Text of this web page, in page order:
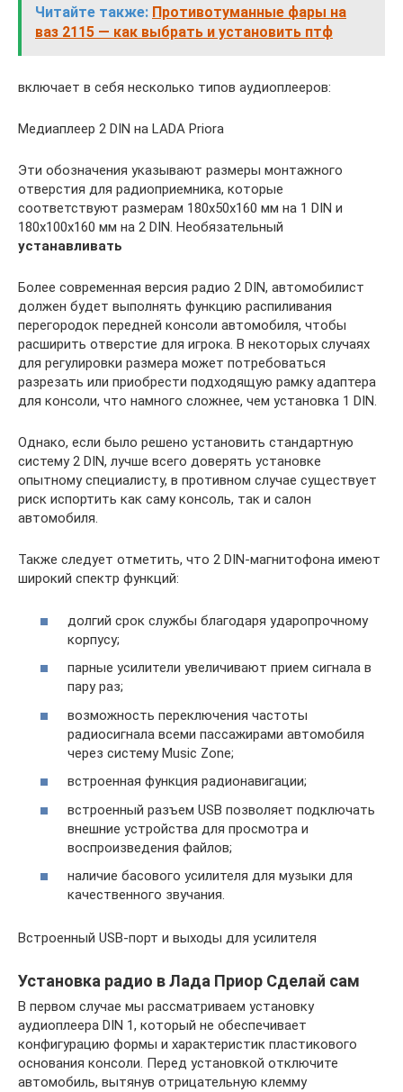
Читайте также: Противотуманные фары на
ваз 2115 — как выбрать и установить птф
включает в себя несколько типов аудиоплееров:
Медиаплеер 2 DIN на LADA Priora
Эти обозначения указывают размеры монтажного
отверстия для радиоприемника, которые
соответствуют размерам 180x50x160 мм на 1 DIN и
180x100x160 мм на 2 DIN. Необязательный
устанавливать
Более современная версия радио 2 DIN, автомобилист
должен будет выполнять функцию распиливания
перегородок передней консоли автомобиля, чтобы
расширить отверстие для игрока. В некоторых случаях
для регулировки размера может потребоваться
разрезать или приобрести подходящую рамку адаптера
для консоли, что намного сложнее, чем установка 1 DIN.
Однако, если было решено установить стандартную
систему 2 DIN, лучше всего доверять установке
опытному специалисту, в противном случае существует
риск испортить как саму консоль, так и салон
автомобиля.
Также следует отметить, что 2 DIN-магнитофона имеют
широкий спектр функций:
долгий срок службы благодаря ударопрочному
корпусу;
парные усилители увеличивают прием сигнала в
пару раз;
возможность переключения частоты
радиосигнала всеми пассажирами автомобиля
через систему Music Zone;
встроенная функция радионавигации;
встроенный разъем USB позволяет подключать
внешние устройства для просмотра и
воспроизведения файлов;
наличие басового усилителя для музыки для
качественного звучания.
Встроенный USB-порт и выходы для усилителя
Установка радио в Лада Приор Сделай сам
В первом случае мы рассматриваем установку
аудиоплеера DIN 1, который не обеспечивает
конфигурацию формы и характеристик пластикового
основания консоли. Перед установкой отключите
автомобиль, вытянув отрицательную клемму